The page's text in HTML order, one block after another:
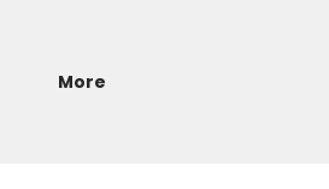
More